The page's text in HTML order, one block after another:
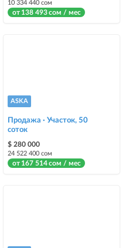
10 334 440 сом
от 138 493 сом / мес
ASKA
Продажа · Участок, 50
соток
$ 280 000
24 522 400 сом
от 167 514 сом / мес